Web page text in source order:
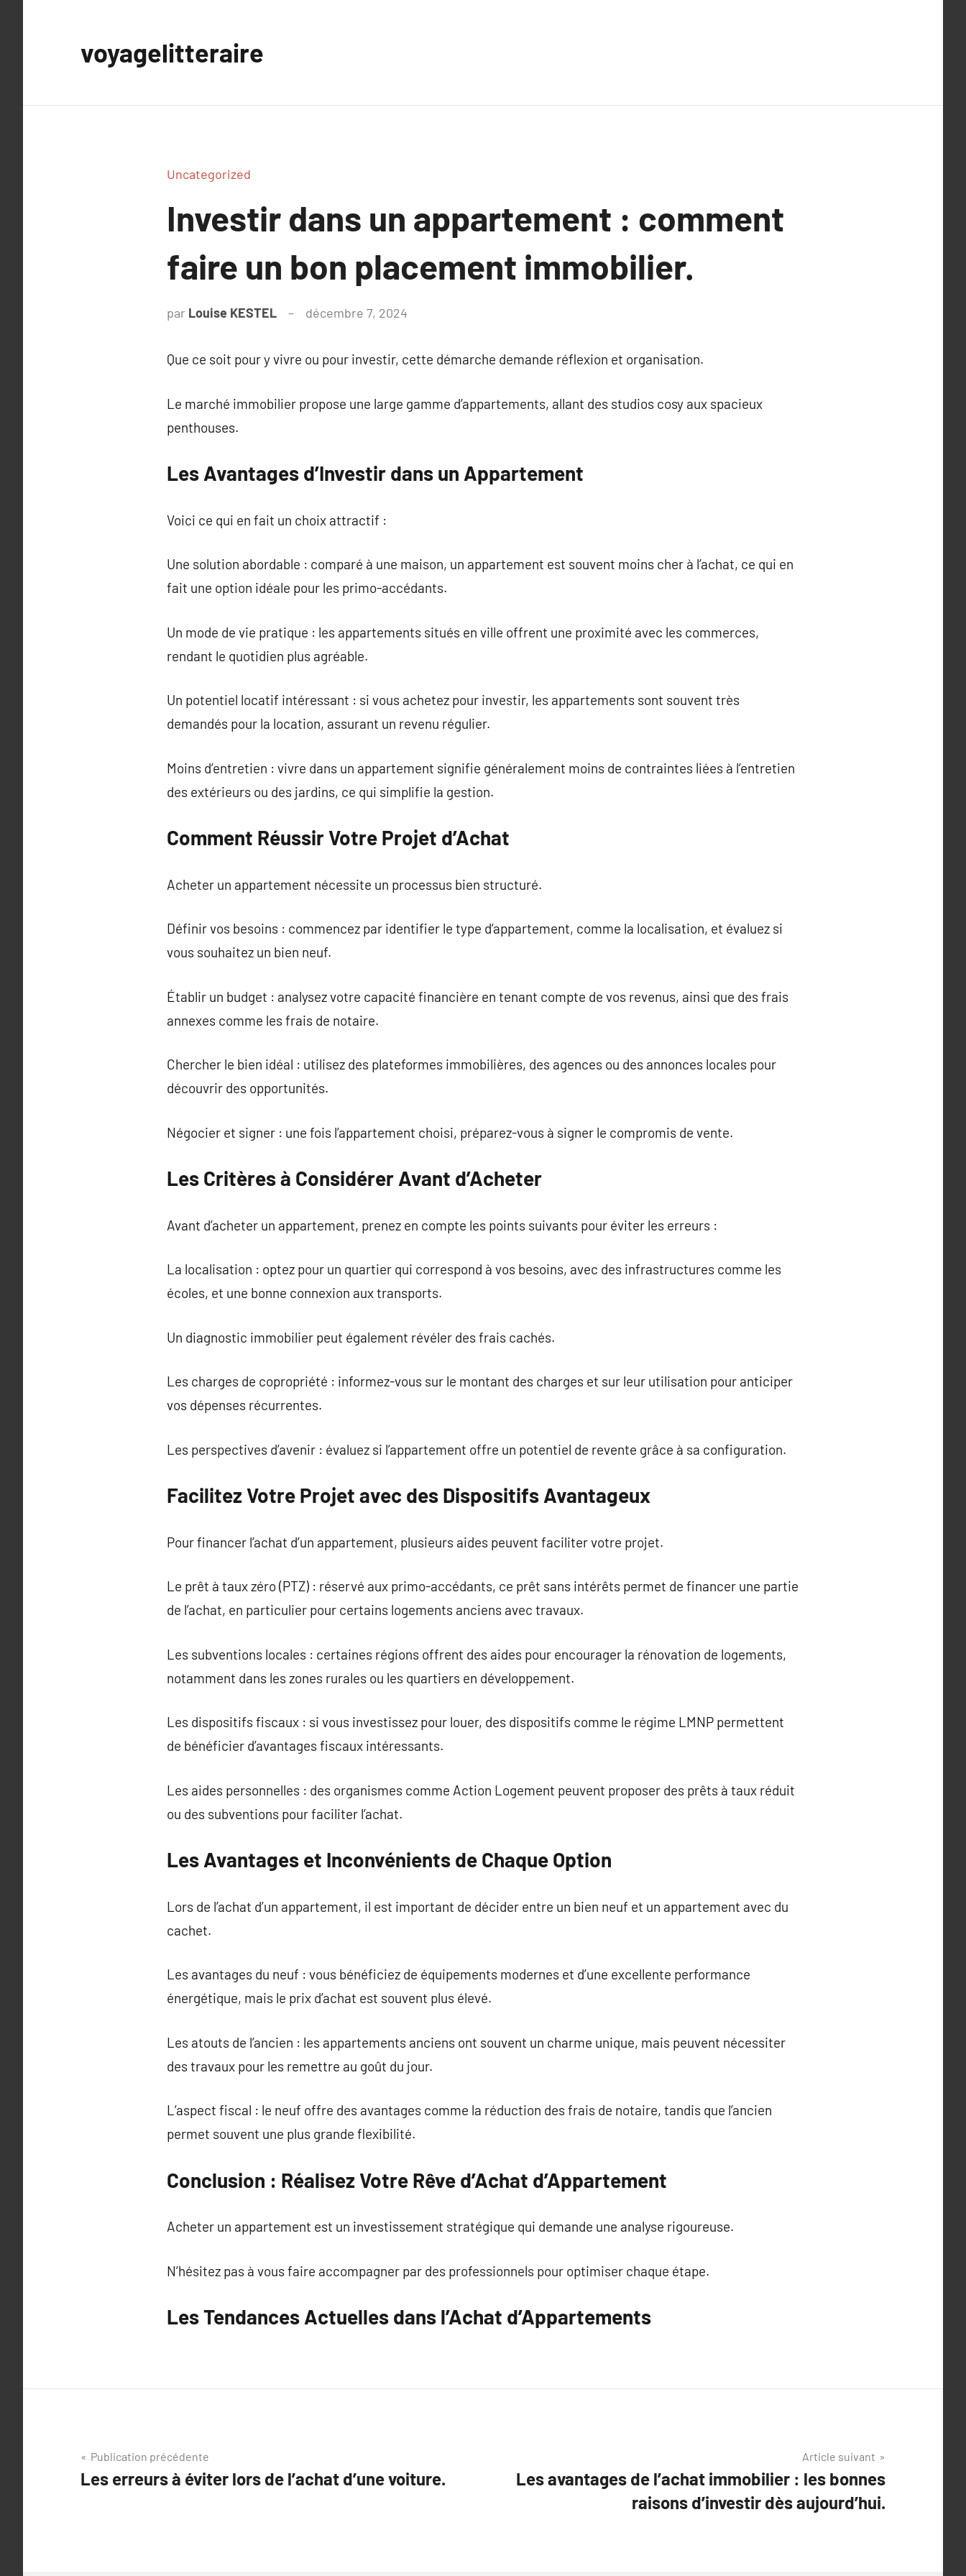
voyagelitteraire
Uncategorized
Investir dans un appartement : comment
faire un bon placement immobilier.
par Louise KESTEL décembre 7, 2024
Que ce soit pour y vivre ou pour investir, cette démarche demande réflexion et organisation.
Le marché immobilier propose une large gamme d’appartements, allant des studios cosy aux spacieux
penthouses.
Les Avantages d’Investir dans un Appartement
Voici ce qui en fait un choix attractif :
Une solution abordable : comparé à une maison, un appartement est souvent moins cher à l’achat, ce qui en
fait une option idéale pour les primo-accédants.
Un mode de vie pratique : les appartements situés en ville offrent une proximité avec les commerces,
rendant le quotidien plus agréable.
Un potentiel locatif intéressant : si vous achetez pour investir, les appartements sont souvent très
demandés pour la location, assurant un revenu régulier.
Moins d’entretien : vivre dans un appartement signifie généralement moins de contraintes liées à l’entretien
des extérieurs ou des jardins, ce qui simplifie la gestion.
Comment Réussir Votre Projet d’Achat
Acheter un appartement nécessite un processus bien structuré.
Définir vos besoins : commencez par identifier le type d’appartement, comme la localisation, et évaluez si
vous souhaitez un bien neuf.
Établir un budget : analysez votre capacité financière en tenant compte de vos revenus, ainsi que des frais
annexes comme les frais de notaire.
Chercher le bien idéal : utilisez des plateformes immobilières, des agences ou des annonces locales pour
découvrir des opportunités.
Négocier et signer : une fois l’appartement choisi, préparez-vous à signer le compromis de vente.
Les Critères à Considérer Avant d’Acheter
Avant d’acheter un appartement, prenez en compte les points suivants pour éviter les erreurs :
La localisation : optez pour un quartier qui correspond à vos besoins, avec des infrastructures comme les
écoles, et une bonne connexion aux transports.
Un diagnostic immobilier peut également révéler des frais cachés.
Les charges de copropriété : informez-vous sur le montant des charges et sur leur utilisation pour anticiper
vos dépenses récurrentes.
Les perspectives d’avenir : évaluez si l’appartement offre un potentiel de revente grâce à sa configuration.
Facilitez Votre Projet avec des Dispositifs Avantageux
Pour financer l’achat d’un appartement, plusieurs aides peuvent faciliter votre projet.
Le prêt à taux zéro (PTZ) : réservé aux primo-accédants, ce prêt sans intérêts permet de financer une partie
de l’achat, en particulier pour certains logements anciens avec travaux.
Les subventions locales : certaines régions offrent des aides pour encourager la rénovation de logements,
notamment dans les zones rurales ou les quartiers en développement.
Les dispositifs fiscaux : si vous investissez pour louer, des dispositifs comme le régime LMNP permettent
de bénéficier d’avantages fiscaux intéressants.
Les aides personnelles : des organismes comme Action Logement peuvent proposer des prêts à taux réduit
ou des subventions pour faciliter l’achat.
Les Avantages et Inconvénients de Chaque Option
Lors de l’achat d’un appartement, il est important de décider entre un bien neuf et un appartement avec du
cachet.
Les avantages du neuf : vous bénéficiez de équipements modernes et d’une excellente performance
énergétique, mais le prix d’achat est souvent plus élevé.
Les atouts de l’ancien : les appartements anciens ont souvent un charme unique, mais peuvent nécessiter
des travaux pour les remettre au goût du jour.
L’aspect fiscal : le neuf offre des avantages comme la réduction des frais de notaire, tandis que l’ancien
permet souvent une plus grande flexibilité.
Conclusion : Réalisez Votre Rêve d’Achat d’Appartement
Acheter un appartement est un investissement stratégique qui demande une analyse rigoureuse.
N’hésitez pas à vous faire accompagner par des professionnels pour optimiser chaque étape.
Les Tendances Actuelles dans l’Achat d’Appartements
Navigation
de
Publication précédente
Les erreurs à éviter lors de l’achat d’une voiture.
Article suivant
Les avantages de l’achat immobilier : les bonnes
raisons d’investir dès aujourd’hui.